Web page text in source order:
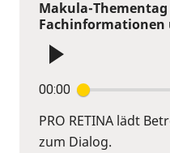
Makula-Thementag
Fachinformationen
00:00
PRO RETINA lädt
zum Dialog.